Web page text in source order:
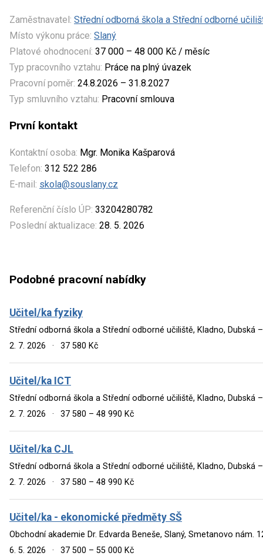
Zaměstnavatel: Střední odborná škola a Střední odborné
Místo výkonu práce: Slaný
Platové ohodnocení: 37 000 – 48 000 Kč / měsíc
Typ pracovního vztahu: Práce na plný úvazek
Pracovní poměr: 24.8.2026 – 31.8.2027
Typ smluvního vztahu: Pracovní smlouva
První kontakt
Kontaktní osoba: Mgr. Monika Kašparová
Telefon: 312 522 286
E-mail: skola@souslany.cz
Referenční číslo ÚP: 33204280782
Poslední aktualizace: 28. 5. 2026
Podobné pracovní nabídky
Učitel/ka fyziky
Střední odborná škola a Střední odborné učiliště, Kladno, Dubská
2. 7. 2026
· 37 580 Kč
Učitel/ka ICT
Střední odborná škola a Střední odborné učiliště, Kladno, Dubská
2. 7. 2026
· 37 580 – 48 990 Kč
Učitel/ka CJL
Střední odborná škola a Střední odborné učiliště, Kladno, Dubská
2. 7. 2026
· 37 580 – 48 990 Kč
Učitel/ka - ekonomické předměty SŠ
Obchodní akademie Dr. Edvarda Beneše, Slaný, Smetanovo nám.
6. 5. 2026
· 37 500 – 55 000 Kč